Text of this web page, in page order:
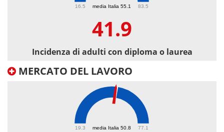
media Italia 55.1
16.5 83.5
41.9
Incidenza di adulti con diploma o laurea
MERCATO DEL LAVORO
media Italia 50.8
19.3 77.1